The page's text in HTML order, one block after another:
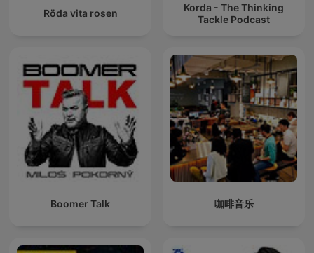
Röda vita rosen
Korda - The Thinking
Tackle Podcast
Boomer Talk 咖啡音乐